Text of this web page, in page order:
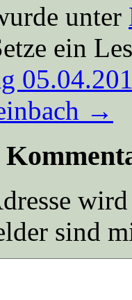
unter
ein
→
sind